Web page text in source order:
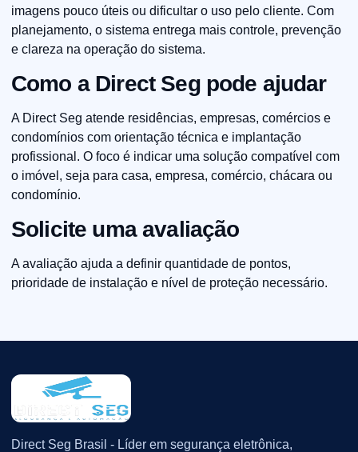
imagens pouco úteis ou dificultar o uso pelo cliente. Com
planejamento, o sistema entrega mais controle, prevenção
e clareza na operação do sistema.
Como a Direct Seg pode ajudar
A Direct Seg atende residências, empresas, comércios e
condomínios com orientação técnica e implantação
profissional. O foco é indicar uma solução compatível com
o imóvel, seja para casa, empresa, comércio, chácara ou
condomínio.
Solicite uma avaliação
A avaliação ajuda a definir quantidade de pontos,
prioridade de instalação e nível de proteção necessário.
Direct Seg Brasil - Líder em segurança eletrônica,